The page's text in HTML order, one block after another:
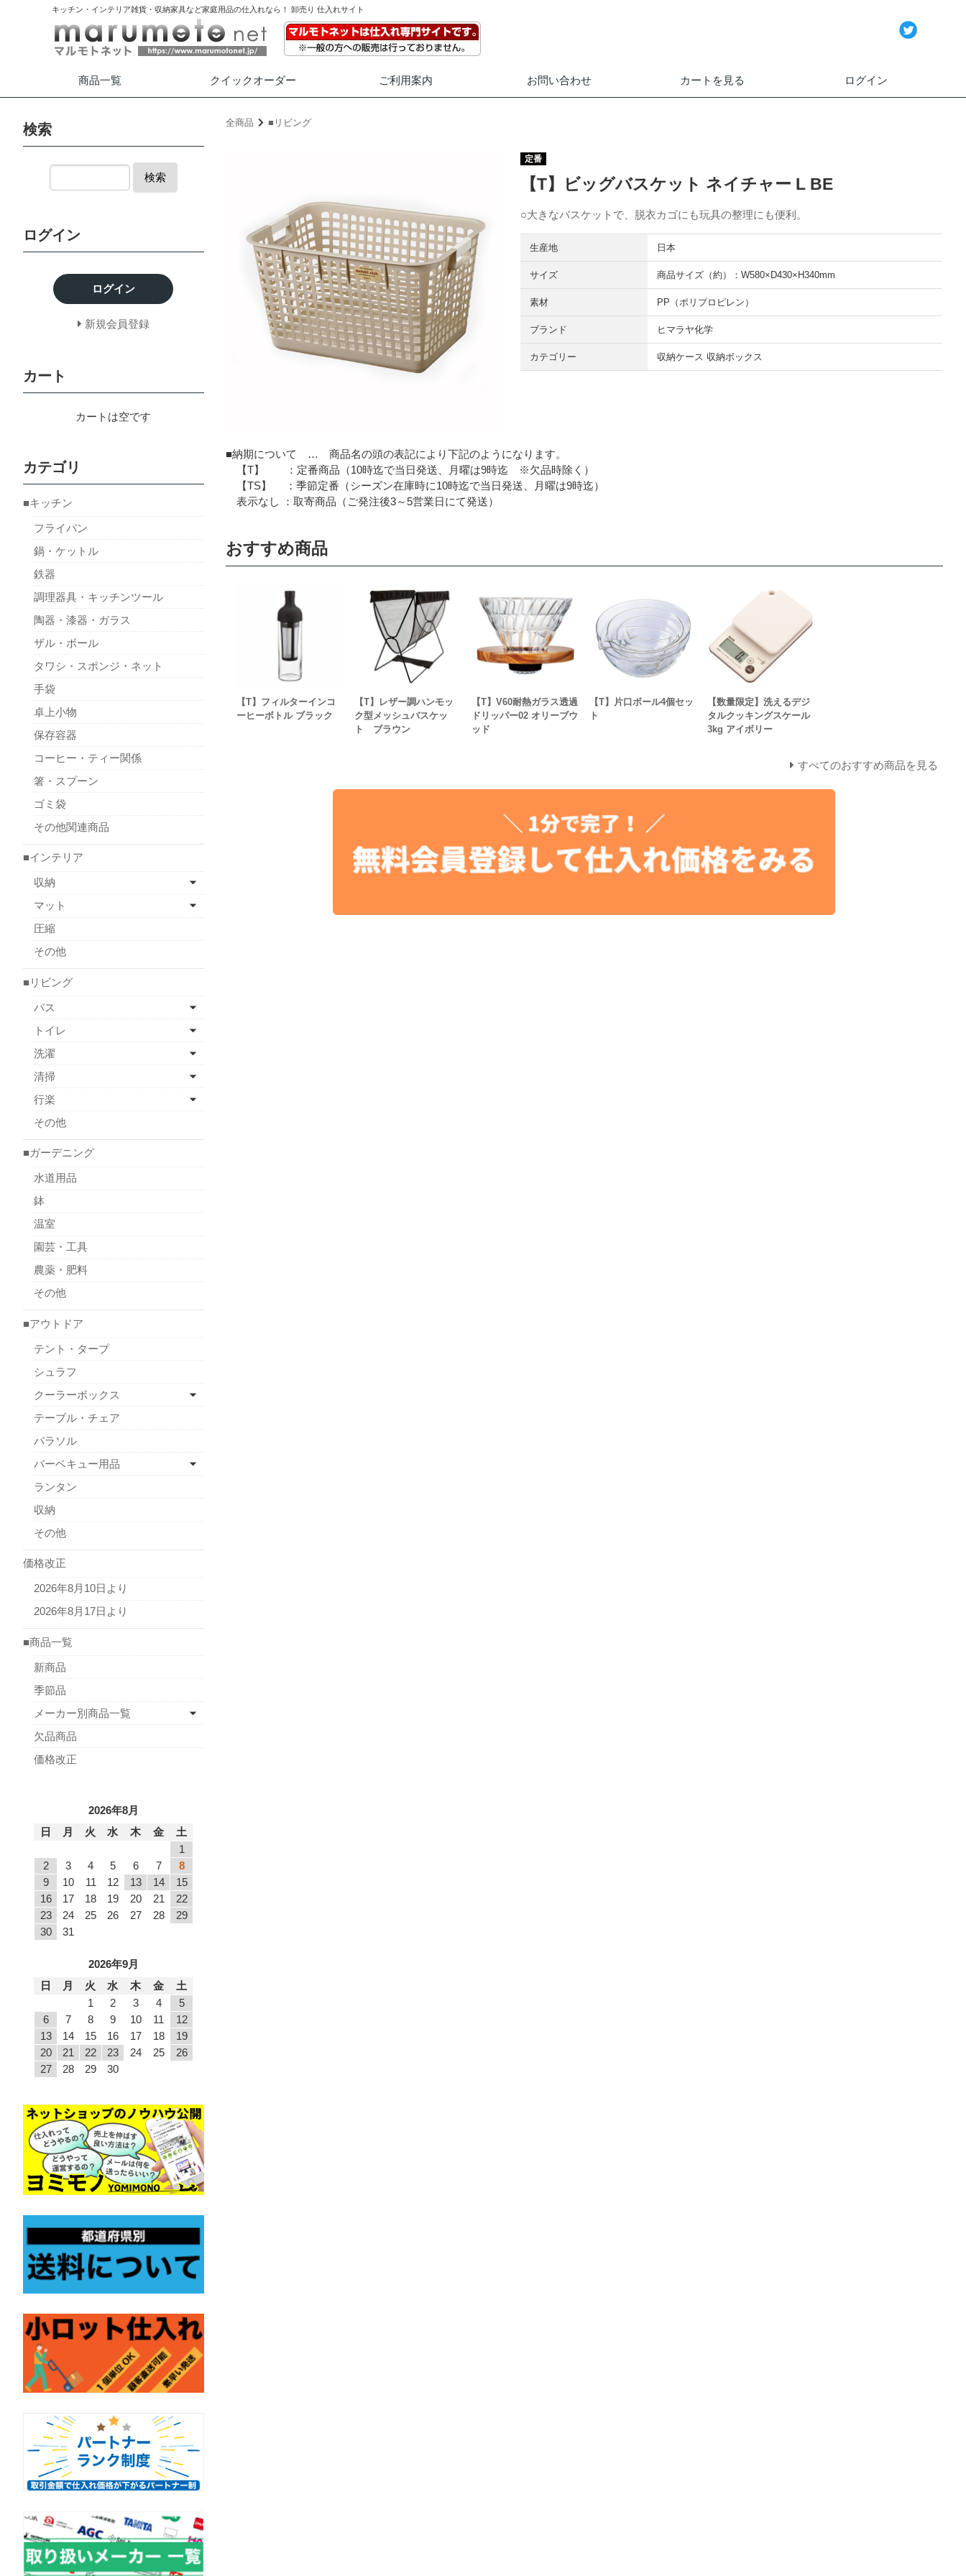
キッチン・インテリア雑貨・収納家具など家庭用品の仕入れなら！ 卸売り 仕入れサイト
商品一覧 クイックオーダー ご利用案内 お問い合わせ カートを見る ログイン
全商品 ■リビング
定番
【T】ビッグバスケット ネイチャー L BE
○大きなバスケットで、脱衣カゴにも玩具の整理にも便利。
生産地 日本
サイズ 商品サイズ（約）：W580×D430×H340mm
素材 PP（ポリプロピレン）
ブランド ヒマラヤ化学
カテゴリー 収納ケース 収納ボックス
■納期について … 商品名の頭の表記により下記のようになります。
【T】 ：定番商品（10時迄で当日発送、月曜は9時迄 ※欠品時除く）
【TS】 ：季節定番（シーズン在庫時に10時迄で当日発送、月曜は9時迄）
表示なし ：取寄商品（ご発注後3～5営業日にて発送）
おすすめ商品
【T】フィルターインコ
ーヒーボトル ブラック
【T】レザー調ハンモッ
ク型メッシュバスケッ
ト ブラウン
【T】V60耐熱ガラス透過
ドリッパー02 オリーブウ
ッド
【T】片口ボール4個セッ
ト
【数量限定】洗えるデジ
タルクッキングスケール
3kg アイボリー
すべてのおすすめ商品を見る
検索
検索
ログイン
ログイン
新規会員登録
カート
カートは空です
カテゴリ
■キッチン
フライパン
鍋・ケットル
鉄器
調理器具・キッチンツール
陶器・漆器・ガラス
ザル・ボール
タワシ・スポンジ・ネット
手袋
卓上小物
保存容器
コーヒー・ティー関係
箸・スプーン
ゴミ袋
その他関連商品
■インテリア
収納
マット
圧縮
その他
■リビング
バス
トイレ
洗濯
清掃
行楽
その他
■ガーデニング
水道用品
鉢
温室
園芸・工具
農薬・肥料
その他
■アウトドア
テント・タープ
シュラフ
クーラーボックス
テーブル・チェア
パラソル
バーベキュー用品
ランタン
収納
その他
価格改正
2026年8月10日より
2026年8月17日より
■商品一覧
新商品
季節品
メーカー別商品一覧
欠品商品
価格改正
2026年8月
日
月 火 水 木 金
土
1
2
3 4 5 6 7
8
9
10 11 12 13 14
15
16
17 18 19 20 21
22
23
24 25 26 27 28
29
30
31
2026年9月
日
月 火 水 木 金
土
1
2 3 4
5
6
7 8 9 10 11
12
13
14 15 16 17 18
19
20
21 22 23 24 25
26
27
28 29 30